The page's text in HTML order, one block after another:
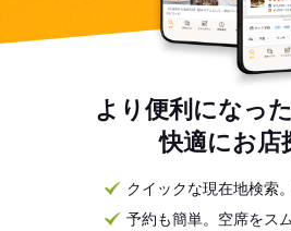
より便利になっ
快適にお店
クイックな現在地検索
予約も簡単。空席をス